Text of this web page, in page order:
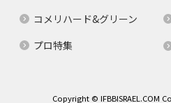
コメリハード&グリーン
プロ特集
Copyright © IFBBISRAEL.COM